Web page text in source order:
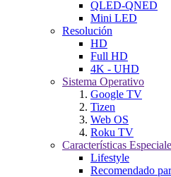
QLED-QNED
Mini LED
Resolución
HD
Full HD
4K - UHD
Sistema Operativo
Google TV
Tizen
Web OS
Roku TV
Características
Lifestyle
Recomendado